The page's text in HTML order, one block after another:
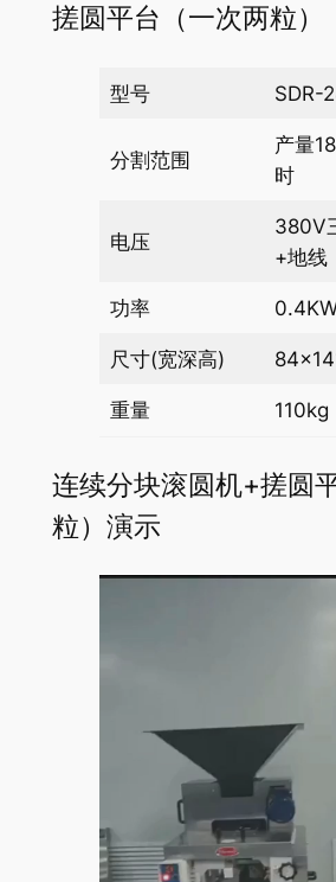
搓圆平台（一次两粒）
型号 SDR-
分割范围
产量
时
电压
380V
+地线
功率
尺寸(宽深高)
重量 110kg
连续分块滚圆机+搓圆
粒）演示